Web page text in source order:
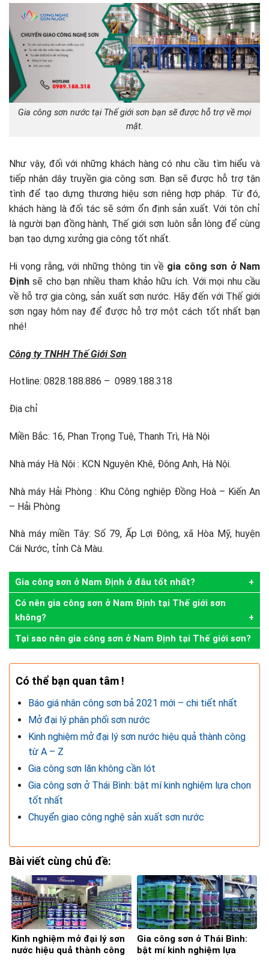
Gia công sơn nước tại Thế giới sơn bạn sẽ được hỗ trợ về mọi
mặt.
Như vậy, đối với những khách hàng có nhu cầu tìm hiểu và
tiếp nhận dây truyền gia công sơn. Bạn sẽ được hỗ trợ tận
tình để tạo dựng thương hiệu sơn riêng hợp pháp. Từ đó,
khách hàng là đối tác sẽ sớm ổn định sản xuất. Với tôn chỉ
là người bạn đồng hành, Thế giới sơn luôn sẵn lòng để cùng
bạn tạo dựng xưởng gia công tốt nhất.
Hi vọng rằng, với những thông tin về gia công sơn ở Nam
Địnhsẽ cho bạn nhiều tham khảo hữu ích. Với mọi nhu cầu
về hỗ trợ gia công, sản xuất sơn nước. Hãy đến với Thế giới
sơn ngay hôm nay để được hỗ trợ một cách tốt nhất bạn
nhé!
Công ty TNHH Thế Giới Sơn
Hotline: 0828.188.886 – 0989.188.318
Địa chỉ
Miền Bắc: 16, Phan Trọng Tuệ, Thanh Trì, Hà Nội
Nhà máy Hà Nội : KCN Nguyên Khê, Đông Anh, Hà Nội.
Nhà máy Hải Phòng : Khu Công nghiệp Đồng Hoà – Kiến An
– Hải Phòng
Nhà máy miền Tây: Số 79, Ấp Lợi Đông, xã Hòa Mỹ, huyện
Cái Nước, tỉnh Cà Màu.
Gia công sơn ở Nam Định ở đâu tốt nhất?
Có nên gia công sơn ở Nam Định tại Thế giới sơn
không?
Tại sao nên gia công sơn ở Nam Định tại Thế giới sơn?
Có thể bạn quan tâm !
Báo giá nhân công sơn bả 2021 mới – chi tiết nhất
Mở đại lý phân phối sơn nước
Kinh nghiệm mở đại lý sơn nước hiệu quả thành công
từ A – Z
Gia công sơn lăn không cần lót
Gia công sơn ở Thái Bình: bật mí kinh nghiệm lựa chọn
tốt nhất
Chuyển giao công nghệ sản xuất sơn nước
Bài viết cùng chủ đề:
Kinh nghiệm mở đại lý sơn
nước hiệu quả thành công
Gia công sơn ở Thái Bình:
bật mí kinh nghiệm lựa